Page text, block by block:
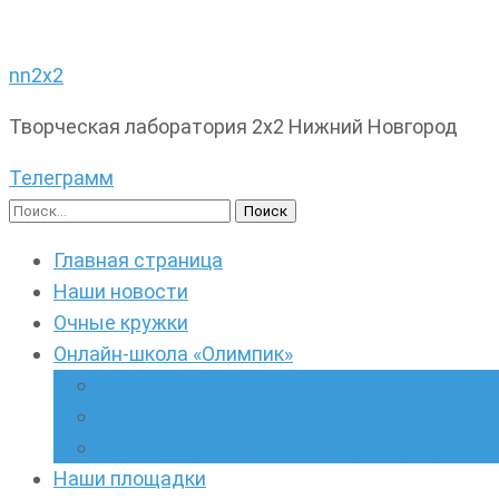
nn2x2
Творческая лаборатория 2х2 Нижний Новгород
Телеграмм
Найти:
Главная страница
Наши новости
Очные кружки
Онлайн-школа «Олимпик»
Наши площадки